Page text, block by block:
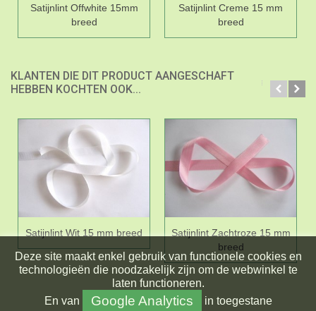
Satijnlint Offwhite 15mm
breed
Satijnlint Creme 15 mm
breed
KLANTEN DIE DIT PRODUCT AANGESCHAFT
HEBBEN KOCHTEN OOK...
Satijnlint Wit 15 mm breed
Satijnlint Zachtroze 15 mm
breed
Deze site maakt enkel gebruik van functionele cookies en
technologieën die noodzakelijk zijn om de webwinkel te
laten functioneren.
En van Google Analytics in toegestane